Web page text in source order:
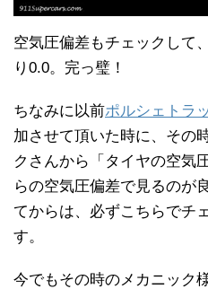
空気圧偏差もチェックして
り0.0。完っ璧！
ちなみに以前ポルシェトラ
加させて頂いた時に、その
クさんから「タイヤの空気
らの空気圧偏差で見るのが
てからは、必ずこちらでチ
す。
今でもその時のメカニック